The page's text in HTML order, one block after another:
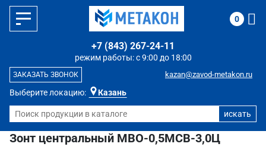
Выберите локацию: Казань
режим работы: с 9:00 до 18:00
+7 (843) 267-24-11
kazan@zavod-metakon.ru
ЗАКАЗАТЬ ЗВОНОК
0
Зонт центральный МВО-0,5МСВ-3,0Ц